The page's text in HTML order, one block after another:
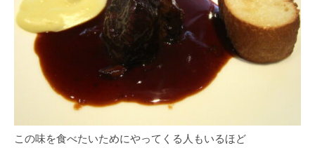
この味を食べたいためにやってくる人もいるほど